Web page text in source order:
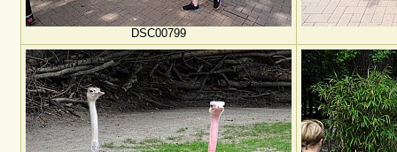
DSC00799